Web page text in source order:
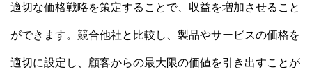
適切な価格戦略を策定することで、収益を増加させること
ができます。競合他社と比較し、製品やサービスの価格を
適切に設定し、顧客からの最大限の価値を引き出すことが